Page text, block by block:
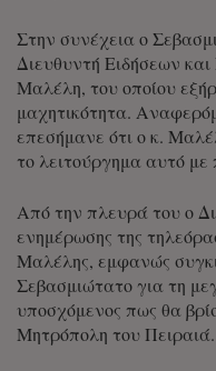
Στην συνέχεια ο
Διευθυντή Ειδήσεων
Μαλέλη, του οποίου
μαχητικότητα.
επεσήμανε ότι ο κ.
το λειτούργημα αυτό με
Από την πλευρά του ο
ενημέρωσης της
Μαλέλης, εμφανώς
Σεβασμιώτατο για τη
υποσχόμενος πως θα
Μητρόπολη του Πειραιά.